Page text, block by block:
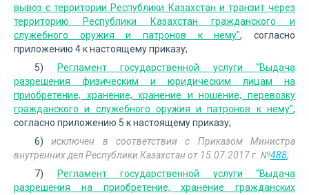
вывоз с территории Республики Казахстан и транзит через
территорию Республики Казахстан гражданского и
служебного оружия и патронов к нему", согласно
приложению 4 к настоящему приказу;
5)
Регламент государственной услуги "Выдача
разрешения физическим и юридическим лицам на
приобретение, хранение, хранение и ношение, перевозку
гражданского и служебного оружия и патронов к нему",
согласно приложению 5 к настоящему приказу;
6)исключен в соответствии с Приказом Министра
внутренних дел Республики Казахстан от 15.07.2017 г. №488;
7)
Регламент государственной услуги "Выдача
разрешения на приобретение, хранение гражданских